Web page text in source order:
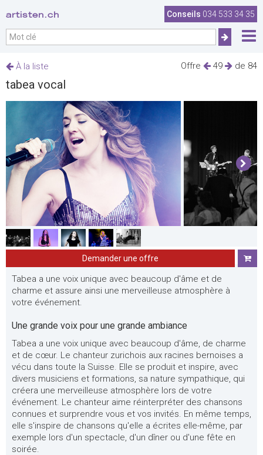
artisten.ch Conseils 034 533 34 35
Offre 49 de 84
À la liste
tabea vocal
Demander une offre
Tabea a une voix unique avec beaucoup d'âme et de
charme et assure ainsi une merveilleuse atmosphère à
votre événement.
Une grande voix pour une grande ambiance
Tabea a une voix unique avec beaucoup d'âme, de charme
et de cœur. Le chanteur zurichois aux racines bernoises a
vécu dans toute la Suisse. Elle se produit et inspire, avec
divers musiciens et formations, sa nature sympathique, qui
créera une merveilleuse atmosphère lors de votre
événement. Le chanteur aime réinterpréter des chansons
connues et surprendre vous et vos invités. En même temps,
elle s'inspire de chansons qu'elle a écrites elle-même, par
exemple lors d'un spectacle, d'un dîner ou d'une fête en
soirée.